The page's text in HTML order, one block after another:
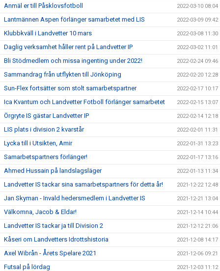
Anmäl er till Påsklovsfotboll 2022-03-10 08:04
Lantmännen Aspen förlänger samarbetet med LIS 2022-03-09 09:42
Klubbkväll i Landvetter 10 mars 2022-03-08 11:30
Daglig verksamhet håller rent på Landvetter IP 2022-03-02 11:01
Bli Stödmedlem och missa ingenting under 2022! 2022-02-24 09:46
Sammandrag från utflykten till Jönköping 2022-02-20 12:28
Sun-Flex fortsätter som stolt samarbetspartner 2022-02-17 10:17
Ica Kvantum och Landvetter Fotboll förlänger samarbetet 2022-02-15 13:07
Örgryte IS gästar Landvetter IP 2022-02-14 12:18
LIS plats i division 2 kvarstår 2022-02-01 11:31
Lycka till i Utsikten, Amir 2022-01-31 13:23
Samarbetspartners förlänger! 2022-01-17 13:16
Ahmed Hussain på landslagsläger 2022-01-13 11:34
Landvetter IS tackar sina samarbetspartners för detta år! 2021-12-22 12:48
Jan Skyman - Invald hedersmedlem i Landvetter IS 2021-12-21 13:04
Välkomna, Jacob & Eldar! 2021-12-14 10:44
Landvetter IS tackar ja till Division 2 2021-12-12 21:06
Kåseri om Landvetters Idrottshistoria 2021-12-08 14:17
Axel Wibrån - Årets Spelare 2021 2021-12-06 09:21
Futsal på lördag 2021-12-03 11:12